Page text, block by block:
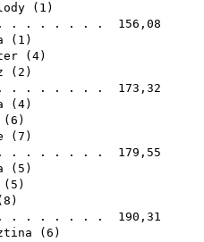
( 1 )
. . . . . . 156,08
( 1 )
( 4)
( 2 )
. . . . . . 173,32
( 4)
( 6 )
( 7 )
. . . . . . 179,55
( 5 )
( 5 )
8 )
. . . . . . 190,31
( 6 )